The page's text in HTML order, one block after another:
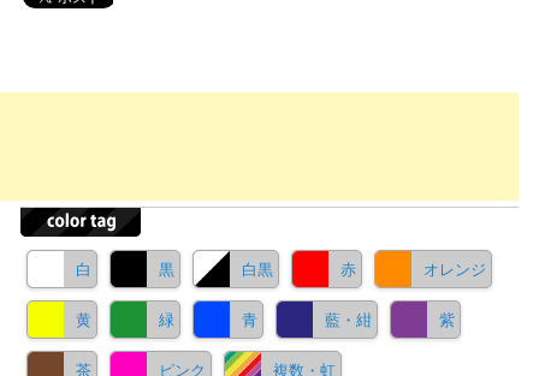
白 黒 白黒 赤 オレンジ
黄 緑 青 藍・紺 紫
茶 ピンク 複数・虹